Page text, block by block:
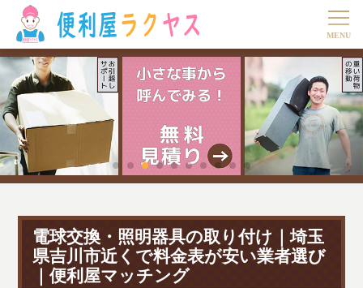
電球交換・照明器具の取り付け｜埼玉
県吉川市近くで料金表が安い業者選び
｜便利屋マッチング